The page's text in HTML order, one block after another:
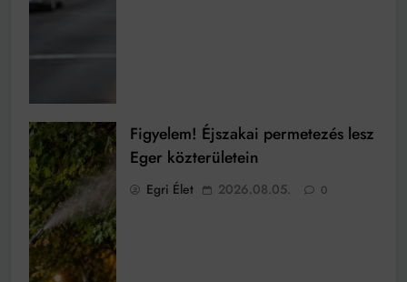
Figyelem! Éjszakai permetezés lesz
Eger közterületein
Egri Élet 2026.08.05. 0